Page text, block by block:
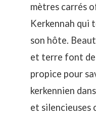
mètres carrés
Kerkennah qui
son hôte.
et terre font de
propice pour
kerkennien
et silencieuses